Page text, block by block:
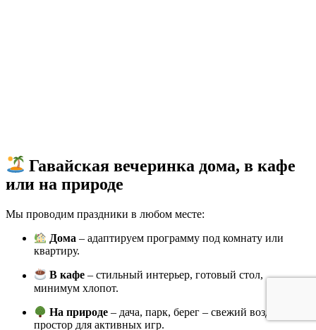
Гавайская вечеринка дома, в кафе
или на природе
Мы проводим праздники в любом месте:
Дома – адаптируем программу под комнату или
квартиру.
В кафе – стильный интерьер, готовый стол,
минимум хлопот.
На природе – дача, парк, берег – свежий воздух и
простор для активных игр.